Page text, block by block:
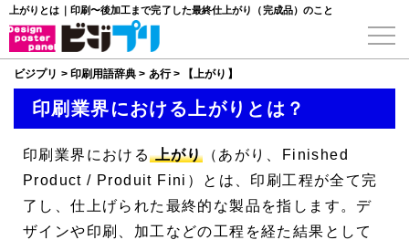
上がりとは｜印刷〜後加工まで完了した最終仕上がり（完成品）のこと
ビジプリ > 印刷用語辞典 > あ行> 【上がり】
印刷業界における上がりとは？
印刷業界における上がり（あがり、
Finished
Product / Produit Fini ）とは、印刷工程が全て完
了し、仕上げられた最終的な製品を指します。デ
ザインや印刷、加工などの工程を経た結果として